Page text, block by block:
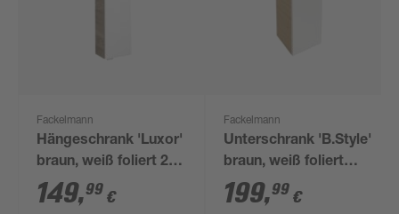
Fackelmann
Hängeschrank 'Luxor'
braun, weiß foliert 20
x 68 x 16 cm
149,99 €
Fackelmann
Unterschrank 'B.Style'
braun, weiß foliert
30,2 x 82,6 x 32 cm
links
199,99 €